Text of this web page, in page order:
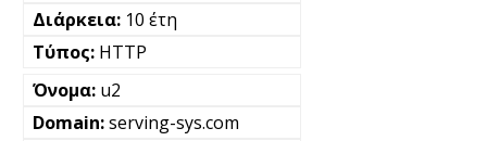
10 έτη
HTTP
u2
serving-sys.com